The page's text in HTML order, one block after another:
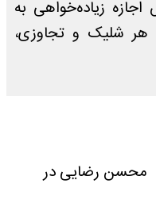
زیاده‌خواهی به
هر شلیک و تجاوزی،
محسن رضایی در